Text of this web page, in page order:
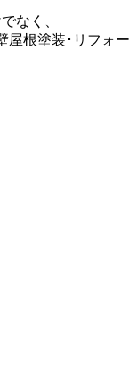
なく、
屋根塗装･リフォー